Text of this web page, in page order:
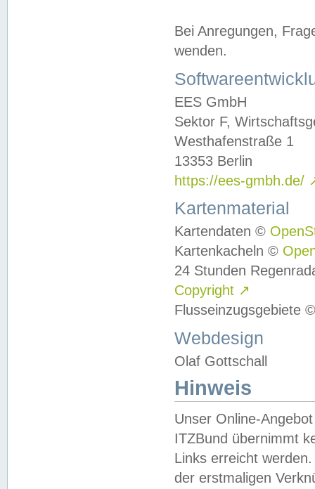
Bei Anregungen,
wenden.
EES GmbH
Sektor F,
Westhafenstraße 1
13353 Berlin
https://ees-gmbh.de/
Kartenmaterial
Kartendaten ©
Kartenkacheln ©
24 Stunden
Copyright ↗
Flusseinzugsgebiete
Webdesign
Olaf Gottschall
Hinweis
Unser Online-
ITZBund übernimmt
Links erreicht
der erstmaligen